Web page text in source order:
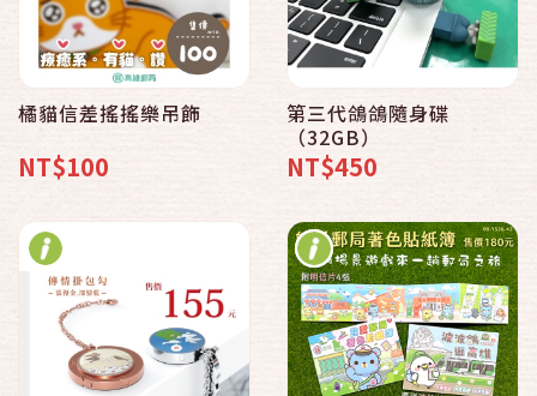
橘貓信差搖搖樂吊飾
NT$100
第三代鴿鴿隨身碟
（32GB）
NT$450